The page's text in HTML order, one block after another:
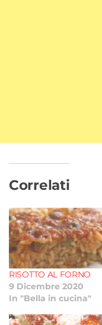
Correlati
RISOTTO AL FORNO
9 Dicembre 2020
In "Bella in cucina"